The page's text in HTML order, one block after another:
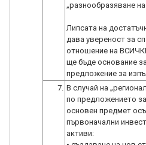
„разнообразяване на
Липсата на
дава увереност за
отношение на
ще бъде основание
предложение за
7. В случай на
по предложението
основен предмет
първоначални
активи: